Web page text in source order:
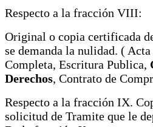
Respecto a la fracción VIII:
Original o copia certificada
se demanda la nulidad. (
Completa, Escritura Publica,
Derechos, Contrato de
Respecto a la fracción IX.
solicitud de Tramite que le